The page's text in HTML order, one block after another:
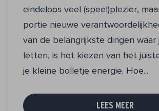
eindeloos veel (speel)plezier,
portie nieuwe
van de belangrijkste dingen
letten, is het kiezen van het
je kleine bolletje energie. Hoe...
LEES MEER